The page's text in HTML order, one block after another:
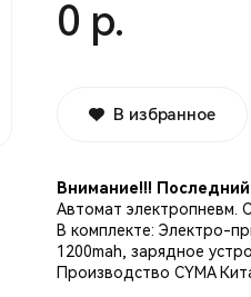
0 р.
В избранное
Внимание!!!
Автомат электропневм.
В комплекте: Электро-
1200mah, зарядное
Производство CYMA